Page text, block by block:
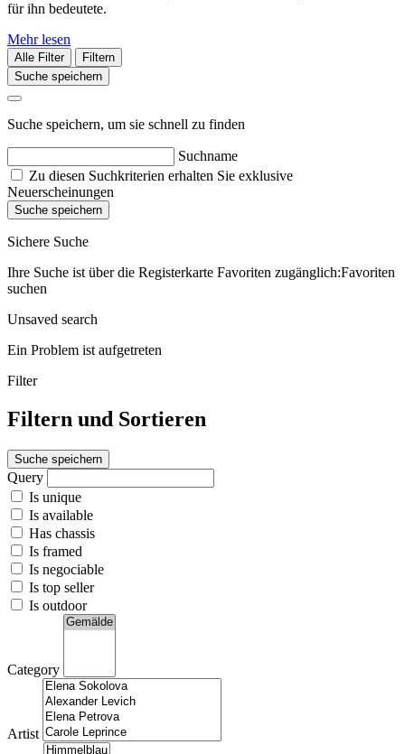
für ihn bedeutete.
Mehr lesen
Alle Filter
Filtern
Suche speichern
Suche speichern, um sie schnell zu finden
Suchname
Zu diesen Suchkriterien erhalten Sie exklusive
Neuerscheinungen
Suche speichern
Sichere Suche
Ihre Suche ist über die Registerkarte Favoriten zugänglich:Favoriten
suchen
Unsaved search
Ein Problem ist aufgetreten
Filter
Filtern und Sortieren
Suche speichern
Query
Is unique
Is available
Has chassis
Is framed
Is negociable
Is top seller
Is outdoor
Category
Artist